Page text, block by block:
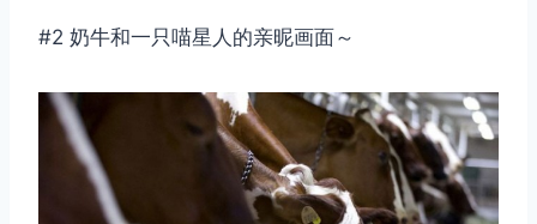
#2 奶牛和一只喵星人的亲昵画面～